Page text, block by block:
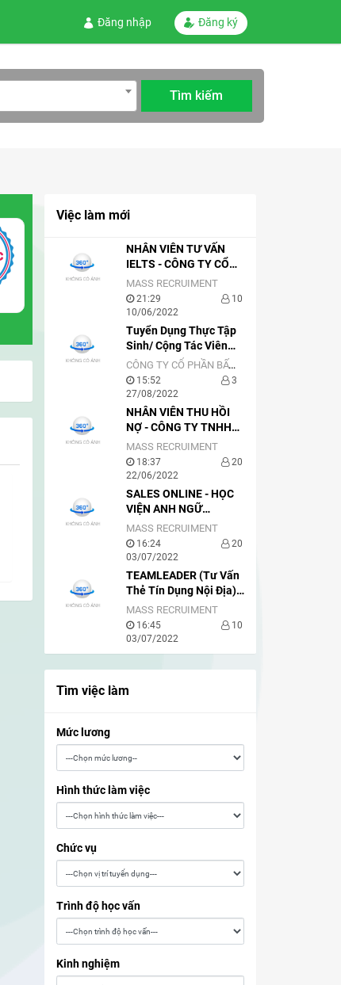
Đăng nhập Đăng ký
Việc làm mới
NHÂN VIÊN TƯ VẤN
IELTS - CÔNG TY CỔ
PHẦN EDUVATOR –
ZIM ACADEMY
MASS RECRUIMENT
21:29
10/06/2022
10
Tuyển Dụng Thực Tập
Sinh/ Cộng Tác Viên
SALE
CÔNG TY CỔ PHẦN BẤT ĐỘNG SẢN BẦU TRỜI SÀI GÒN
15:52
27/08/2022
3
NHÂN VIÊN THU HỒI
NỢ - CÔNG TY TNHH
VIETNAM ACE
MASS RECRUIMENT
18:37
22/06/2022
20
SALES ONLINE - HỌC
VIỆN ANH NGỮ
GLOBISH
MASS RECRUIMENT
16:24
03/07/2022
20
TEAMLEADER (Tư Vấn
Thẻ Tín Dụng Nội Địa) -
VIETCREDIT
MASS RECRUIMENT
16:45
03/07/2022
10
Tìm việc làm
Mức lương
Hình thức làm việc
Chức vụ
Trình độ học vấn
Kinh nghiệm